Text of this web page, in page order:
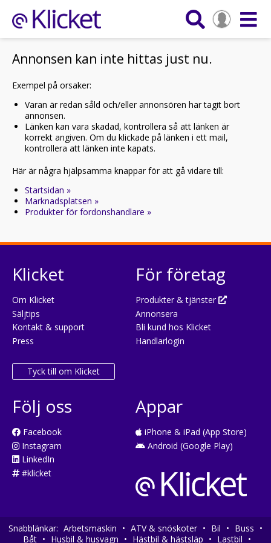
Annonsen kan inte hittas just nu.
Exempel på orsaker:
Varan är redan såld och/eller annonsören har tagit bort
annonsen.
Länken kan vara skadad, kontrollera så att länken är
korrekt angiven. Om du klickade på länken i ett mail,
kontrollera att länken inte kapats.
Här är några hjälpsamma knappar för att gå vidare till:
Startsidan »
Marknadsplatsen »
Produkter för fordonshandlare »
Klicket
Om Klicket
Säljtips
Kontakt & support
Press
Tyck till om Klicket
För företag
Produkter & tjänster
Annonsera
Bli kund hos Klicket
Handlarlogin
Följ oss
Facebook
Instagram
LinkedIn
#klicket
Appar
iPhone & iPad (App Store)
Android (Google Play)
Snabblänkar: Arbetsmaskin • ATV & snöskoter • Bil • Buss •
Båt • Husbil & husvagn • Hästbil & hästsläp • Lastbil •